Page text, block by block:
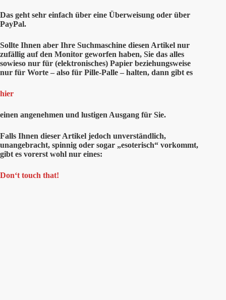
Das geht sehr einfach über eine Überweisung oder über
PayPal.
Sollte Ihnen aber Ihre Suchmaschine diesen Artikel nur
zufällig auf den Monitor geworfen haben, Sie das alles
sowieso nur für (elektronisches) Papier beziehungsweise
nur für Worte – also für Pille-Palle – halten, dann gibt es
hier
einen angenehmen und lustigen Ausgang für Sie.
Falls Ihnen dieser Artikel jedoch unverständlich,
unangebracht, spinnig oder sogar „esoterisch“ vorkommt,
gibt es vorerst wohl nur eines:
Don‘t touch that!